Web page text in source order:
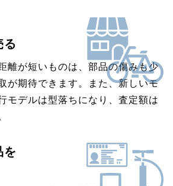
る
離が短いものは、部品の傷みも少
が期待できます。また、新しいモ
モデルは型落ちになり、査定額は
を